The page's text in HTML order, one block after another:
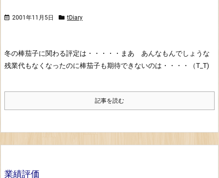
2001年11月5日 tDiary
冬の棒茄子に関わる評定は・・・・・まあ あんなもんでしょうな
残業代もなくなったのに棒茄子も期待できないのは・・・・（T_T)
記事を読む
業績評価